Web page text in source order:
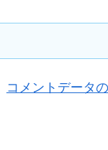
コメントデータ